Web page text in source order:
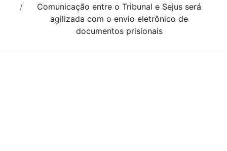
Comunicação entre o Tribunal e Sejus será
agilizada com o envio eletrônico de
documentos prisionais